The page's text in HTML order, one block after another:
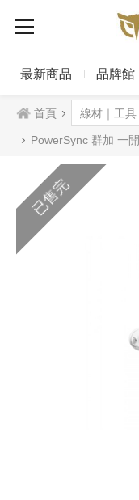
最新商品 品牌館
首頁
PowerSync 群加 一開三插滑蓋防塵防雷擊延長線 1.8M 2.7M 4.5M
已售完